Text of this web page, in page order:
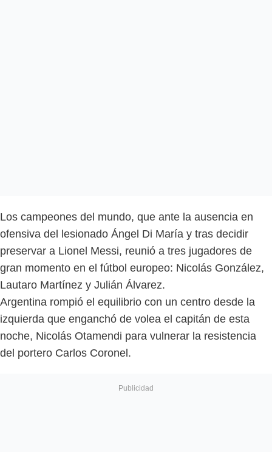
Los campeones del mundo, que ante la ausencia en
ofensiva del lesionado Ángel Di María y tras decidir
preservar a Lionel Messi, reunió a tres jugadores de
gran momento en el fútbol europeo: Nicolás González,
Lautaro Martínez y Julián Álvarez.
Argentina rompió el equilibrio con un centro desde la
izquierda que enganchó de volea el capitán de esta
noche, Nicolás Otamendi para vulnerar la resistencia
del portero Carlos Coronel.